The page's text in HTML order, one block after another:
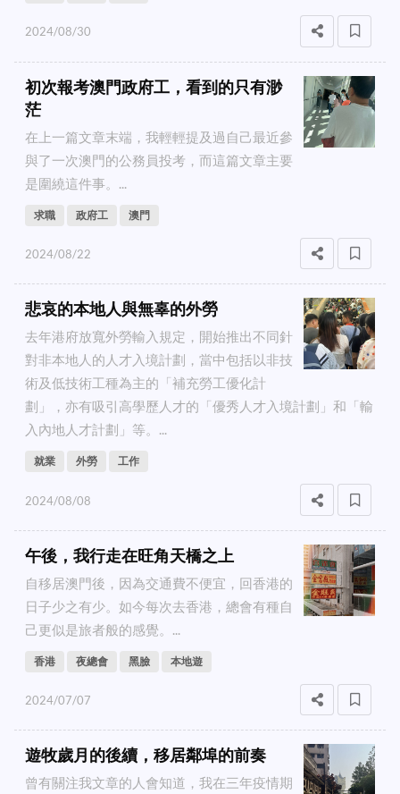
2024/08/30
初次報考澳門政府工，看到的只有渺
茫
在上一篇文章末端，我輕輕提及過自己最近參
與了一次澳門的公務員投考，而這篇文章主要
是圍繞這件事。...
求職 政府工 澳門
2024/08/22
悲哀的本地人與無辜的外勞
去年港府放寬外勞輸入規定，開始推出不同針
對非本地人的人才入境計劃，當中包括以非技
術及低技術工種為主的「補充勞工優化計
劃」，亦有吸引高學歷人才的「優秀人才入境計劃」和「輸
入內地人才計劃」等。...
就業 外勞 工作
2024/08/08
午後，我行走在旺角天橋之上
自移居澳門後，因為交通費不便宜，回香港的
日子少之有少。如今每次去香港，總會有種自
己更似是旅者般的感覺。...
香港 夜總會 黑臉 本地遊
2024/07/07
遊牧歲月的後續，移居鄰埠的前奏
曾有關注我文章的人會知道，我在三年疫情期